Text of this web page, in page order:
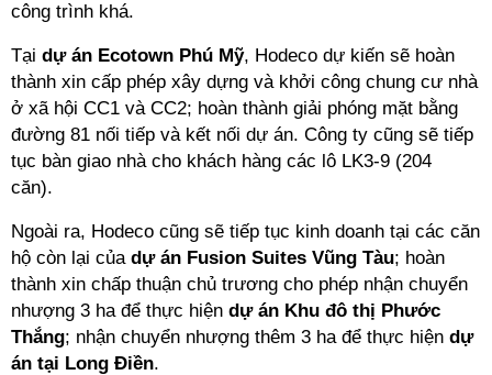
công trình khá.
Tại dự án Ecotown Phú Mỹ, Hodeco dự kiến sẽ hoàn
thành xin cấp phép xây dựng và khởi công chung cư nhà
ở xã hội CC1 và CC2; hoàn thành giải phóng mặt bằng
đường 81 nối tiếp và kết nối dự án. Công ty cũng sẽ tiếp
tục bàn giao nhà cho khách hàng các lô LK3-9 (204
căn).
Ngoài ra, Hodeco cũng sẽ tiếp tục kinh doanh tại các căn
hộ còn lại của dự án Fusion Suites Vũng Tàu; hoàn
thành xin chấp thuận chủ trương cho phép nhận chuyển
nhượng 3 ha để thực hiện dự án Khu đô thị Phước
Thắng; nhận chuyển nhượng thêm 3 ha để thực hiện dự
án tại Long Điền.